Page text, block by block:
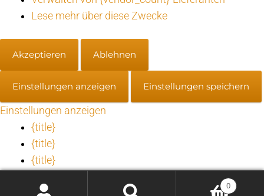
0
Lese mehr über diese Zwecke
Akzeptieren Ablehnen
Einstellungen anzeigen Einstellungen speichern
Einstellungen anzeigen
{title}
{title}
{title}